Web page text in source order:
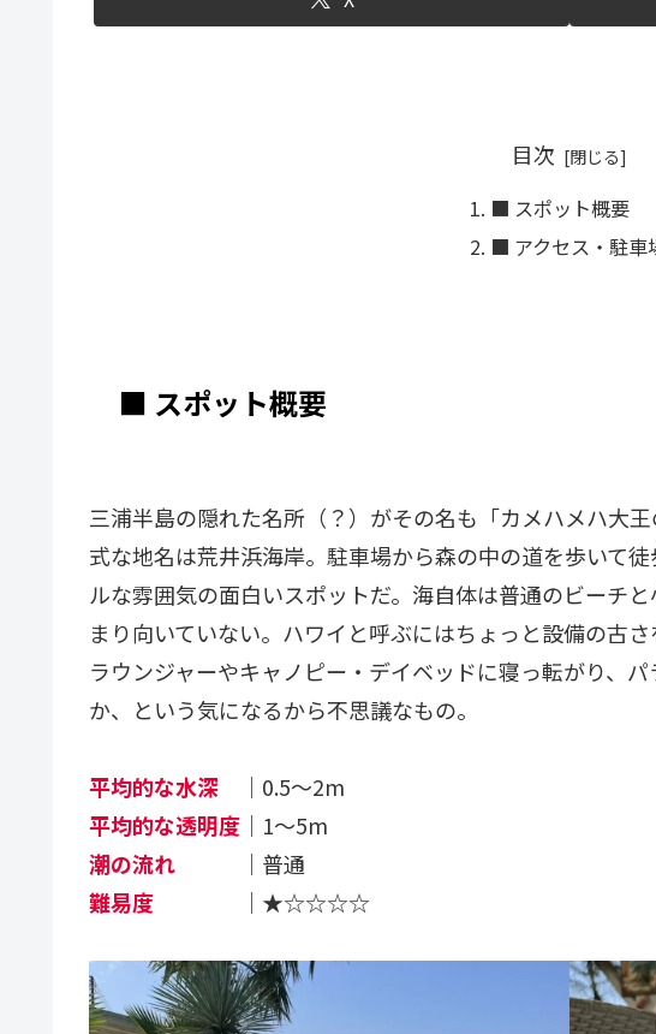
目次
■ スポット概要
■ アクセス・駐車
■ スポット概要
三浦半島の隠れた名所（？）がその名も「カメハメハ大
式な地名は荒井浜海岸。駐車場から森の中の道を歩いて
ルな雰囲気の面白いスポットだ。海自体は普通のビーチ
まり向いていない。ハワイと呼ぶにはちょっと設備の古
ラウンジャーやキャノピー・デイベッドに寝っ転がり、
か、という気になるから不思議なもの。
平均的な水深 ｜0.5～2m
平均的な透明度 ｜1～5m
潮の流れ ｜普通
難易度 ｜★☆☆☆☆